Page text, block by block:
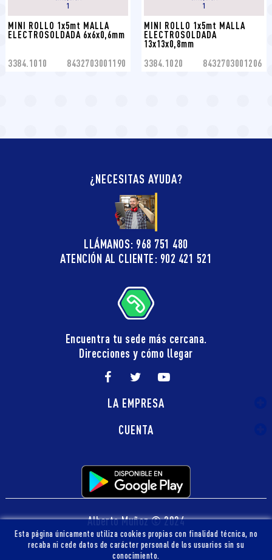
1
MINI ROLLO 1x5mt MALLA
ELECTROSOLDADA 6x6x0,6mm
3384.1010 8432703001190
1
MINI ROLLO 1x5mt MALLA
ELECTROSOLDADA
13x13x0,8mm
3384.1020 8432703001206
¿NECESITAS AYUDA?
LLÁMANOS: 968 751 480
ATENCIÓN AL CLIENTE: 902 421 521
Encuentra tu sede más cercana.
Direcciones y cómo llegar
LA EMPRESA
CUENTA
Esta página únicamente utiliza cookies propias con finalidad técnica, no
recaba ni cede datos de carácter personal de los usuarios sin su
conocimiento.
Alberto Muñoz © 2024